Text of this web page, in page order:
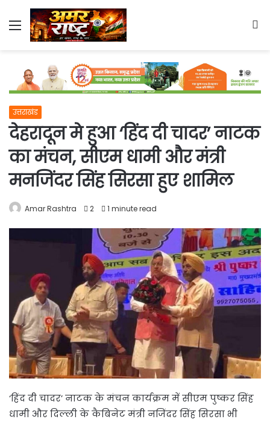
Menu
उत्तराखंड
देहरादून मे हुआ ‘हिंद दी चादर’ नाटक
का मंचन, सीएम धामी और मंत्री
मनजिंदर सिंह सिरसा हुए शामिल
Amar Rashtra 2 1 minute read
‘हिंद दी चादर’ नाटक के मंचन कार्यक्रम में सीएम पुष्कर सिंह
धामी और दिल्ली के कैबिनेट मंत्री नजिंदर सिंह सिरसा भी